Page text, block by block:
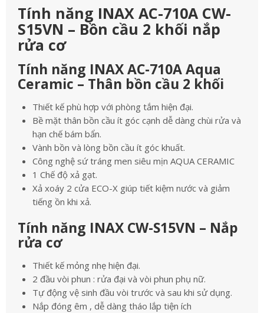
Tính năng INAX AC-710A CW-
S15VN – Bồn cầu 2 khối nắp
rửa cơ
Tính năng INAX AC-710A Aqua
Ceramic – Thân bồn cầu 2 khối
Thiết kế phù hợp với phòng tắm hiện đại.
Bề mặt thân bồn cầu ít góc cạnh dễ dàng chùi rửa và
hạn chế bám bẩn.
Vành bồn và lòng bồn cầu ít góc khuất.
Công nghệ sứ tráng men siêu mịn AQUA CERAMIC
1 Chế độ xả gạt.
Xả xoáy 2 cửa ECO-X giúp tiết kiệm nước và giảm
tiếng ồn khi xả.
Tính năng INAX CW-S15VN – Nắp
rửa cơ
Thiết kế mỏng nhẹ hiện đại.
2 đầu vòi phun : rửa đại và vòi phun phụ nữ.
Tự động vệ sinh đầu vòi trước và sau khi sử dụng.
Nắp đóng êm , dễ dàng tháo lắp tiện ích